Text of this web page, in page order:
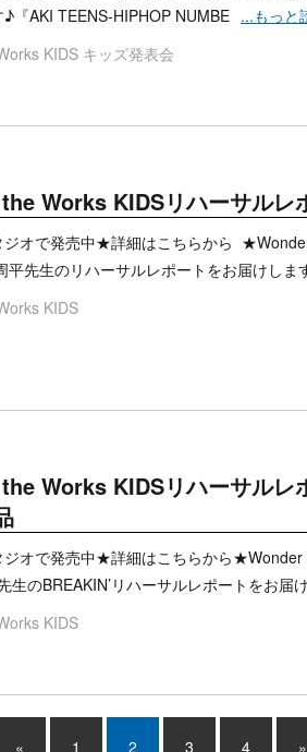
『AKI TEENS-HIPHOP NUMBE ...もっと
KIDS キッズ発表会
the Works KIDSリハーサル
オで発売中★詳細はこちらから
先生のリハーサルレポートをお届けしま
KIDS
the Works KIDSリハーサルレ
オで発売中★詳細はこちらから
生のBREAKIN’リハーサルレポートをお届
KIDS
« 1 2 3 4 »